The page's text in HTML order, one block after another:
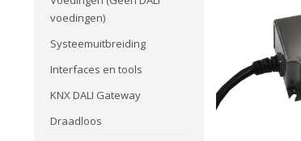
voedingen)
Systeemuitbreiding
Interfaces en tools
KNX DALI Gateway
Draadloos